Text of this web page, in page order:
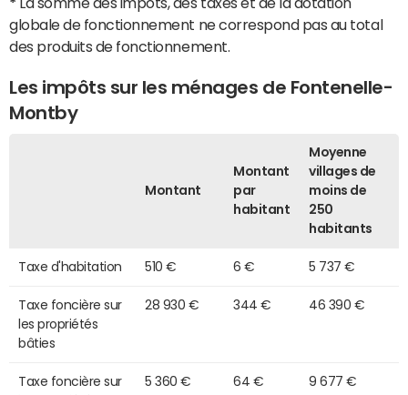
globale de fonctionnement ne correspond pas au total
des produits de fonctionnement.
Les impôts sur les ménages de Fontenelle-
Montby
Montant
Montant
par
habitant
Moyenne
villages de
moins de
250
habitants
Taxe d'habitation 510 € 6 € 5 737 €
Taxe foncière sur
les propriétés
bâties
28 930 € 344 € 46 390 €
Taxe foncière sur
5 360 € 64 € 9 677 €